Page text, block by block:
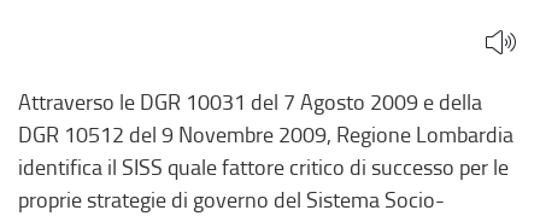
Attraverso le DGR 10031 del 7 Agosto 2009 e della
DGR 10512 del 9 Novembre 2009, Regione Lombardia
identifica il SISS quale fattore critico di successo per le
proprie strategie di governo del Sistema Socio-